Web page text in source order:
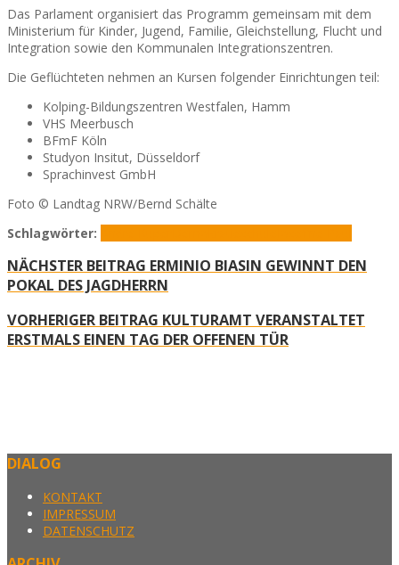
Das Parlament organisiert das Programm gemeinsam mit dem
Ministerium für Kinder, Jugend, Familie, Gleichstellung, Flucht und
Integration sowie den Kommunalen Integrationszentren.
Die Geflüchteten nehmen an Kursen folgender Einrichtungen teil:
Kolping-Bildungszentren Westfalen, Hamm
VHS Meerbusch
BFmF Köln
Studyon Insitut, Düsseldorf
Sprachinvest GmbH
Foto © Landtag NRW/Bernd Schälte
Schlagwörter:
NÄCHSTER BEITRAG ERMINIO BIASIN GEWINNT DEN
POKAL DES JAGDHERRN
VORHERIGER BEITRAG KULTURAMT VERANSTALTET
ERSTMALS EINEN TAG DER OFFENEN TÜR
DIALOG
KONTAKT
IMPRESSUM
DATENSCHUTZ